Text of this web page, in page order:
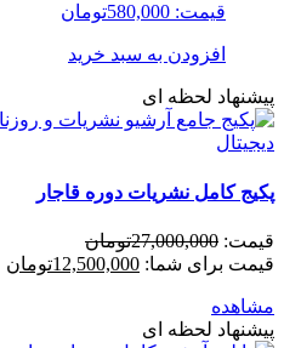
قیمت: 580,000تومان
افزودن به سبد خرید
پیشنهاد لحظه ای
پکیج کامل نشریات دوره قاجار
قیمت: 27,000,000تومان
قیمت برای شما: 12,500,000تومان
مشاهده
پیشنهاد لحظه ای